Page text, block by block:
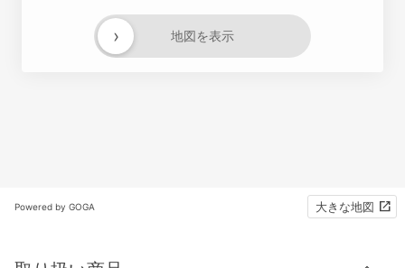
地図を表示
›
Powered by GOGA 大きな地図